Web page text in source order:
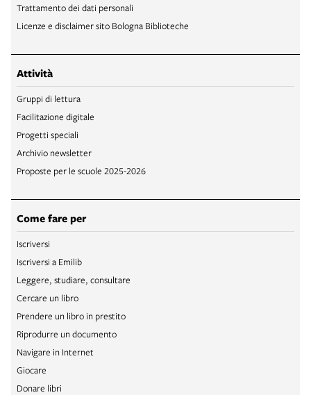
Trattamento dei dati personali
Licenze e disclaimer sito Bologna Biblioteche
Attività
Gruppi di lettura
Facilitazione digitale
Progetti speciali
Archivio newsletter
Proposte per le scuole 2025-2026
Come fare per
Iscriversi
Iscriversi a Emilib
Leggere, studiare, consultare
Cercare un libro
Prendere un libro in prestito
Riprodurre un documento
Navigare in Internet
Giocare
Donare libri